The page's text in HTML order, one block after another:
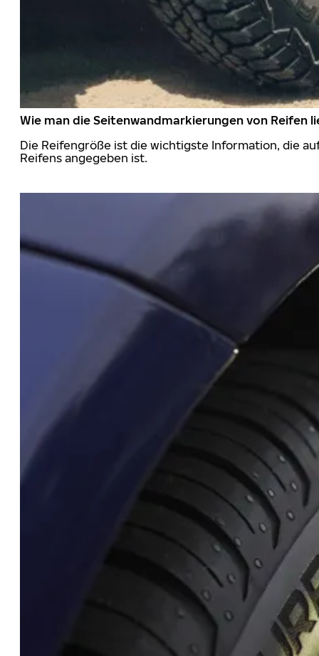
Wie man die Seitenwandmarkierungen von Reifen
Die Reifengröße ist die wichtigste Information, die
Reifens angegeben ist.